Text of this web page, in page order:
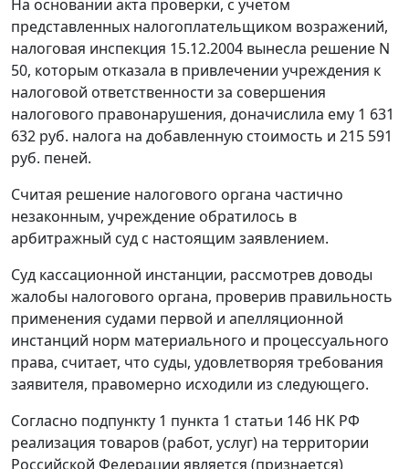
На основании акта проверки, с учетом
представленных налогоплательщиком возражений,
налоговая инспекция 15.12.2004 вынесла решение N
50, которым отказала в привлечении учреждения к
налоговой ответственности за совершения
налогового правонарушения, доначислила ему 1 631
632 руб. налога на добавленную стоимость и 215 591
руб. пеней.
Считая решение налогового органа частично
незаконным, учреждение обратилось в
арбитражный суд с настоящим заявлением.
Суд кассационной инстанции, рассмотрев доводы
жалобы налогового органа, проверив правильность
применения судами первой и апелляционной
инстанций норм материального и процессуального
права, считает, что суды, удовлетворяя требования
заявителя, правомерно исходили из следующего.
Согласно подпункту 1 пункта 1 статьи 146 НК РФ
реализация товаров (работ, услуг) на территории
Российской Федерации является (признается)